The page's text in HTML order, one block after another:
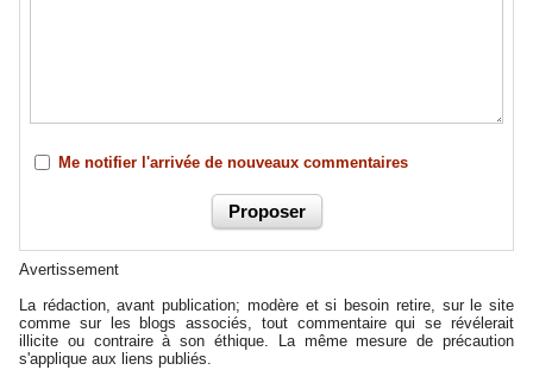
Me notifier l'arrivée de nouveaux commentaires
Avertissement
La rédaction, avant publication; modère et si besoin retire, sur le site
comme sur les blogs associés, tout commentaire qui se révélerait
illicite ou contraire à son éthique. La même mesure de précaution
s'applique aux liens publiés.